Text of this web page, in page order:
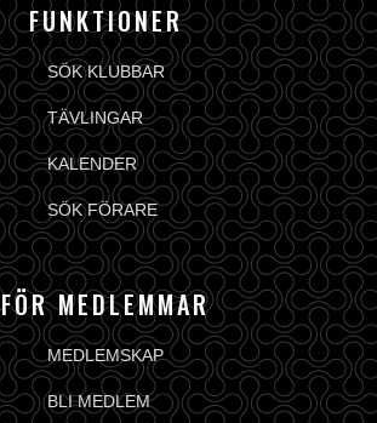
FUNKTIONER
SÖK KLUBBAR
TÄVLINGAR
KALENDER
SÖK FÖRARE
FÖR MEDLEMMAR
MEDLEMSKAP
BLI MEDLEM